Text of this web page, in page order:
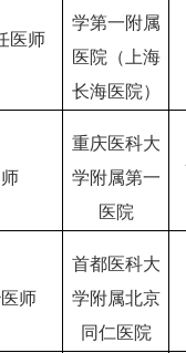
医师
学第一附属
医院（上海
长海医院）
重庆医科大
学附属第一
医院
师
首都医科大
学附属北京
同仁医院